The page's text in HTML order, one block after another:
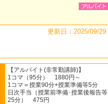
更新日：2025/09/29
【アルバイト(非常勤講師)】
1コマ（95分） 1880円～
1コマ＝授業90分+授業準備等5分
日次手当（授業前準備･授業後報告等
25分） 475円